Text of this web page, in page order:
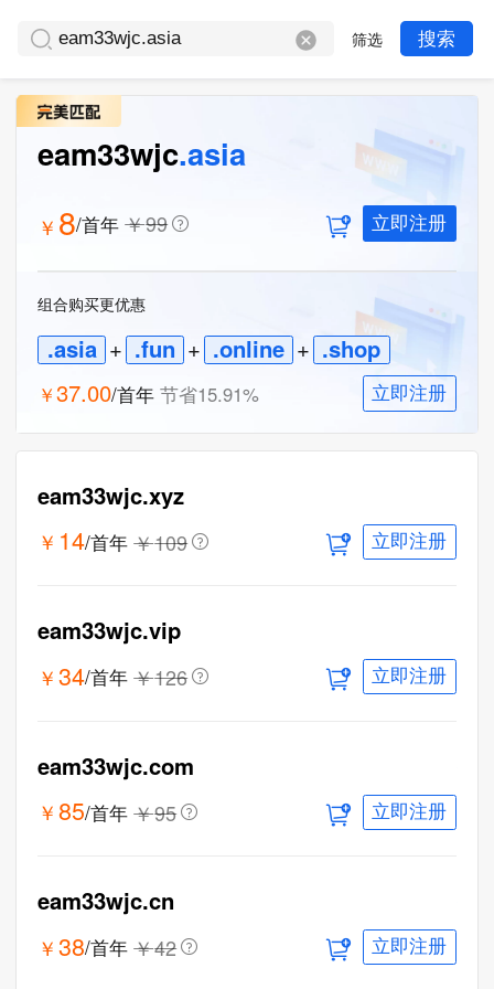
筛选 搜索
eam33wjc.asia
￥ 8/首年 ￥99 立即注册
组合购买更优惠
.asia + .fun + .online + .shop
￥37.00/首年 节省15.91% 立即注册
eam33wjc.xyz
￥ 14/首年 ￥109 立即注册
eam33wjc.vip
￥ 34/首年 ￥126 立即注册
eam33wjc.com
￥ 85/首年 ￥95 立即注册
eam33wjc.cn
￥ 38/首年 ￥42 立即注册